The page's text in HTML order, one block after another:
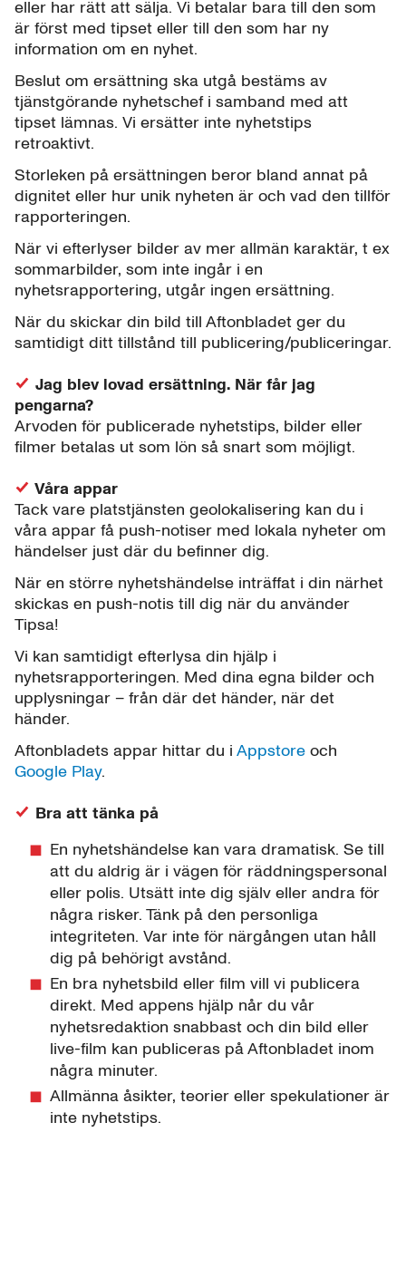
eller har rätt att sälja. Vi betalar bara till den som
är först med tipset eller till den som har ny
information om en nyhet.
Beslut om ersättning ska utgå bestäms av
tjänstgörande nyhetschef i samband med att
tipset lämnas. Vi ersätter inte nyhetstips
retroaktivt.
Storleken på ersättningen beror bland annat på
dignitet eller hur unik nyheten är och vad den tillför
rapporteringen.
När vi efterlyser bilder av mer allmän karaktär, t ex
sommarbilder, som inte ingår i en
nyhetsrapportering, utgår ingen ersättning.
När du skickar din bild till Aftonbladet ger du
samtidigt ditt tillstånd till publicering/publiceringar.
Jag blev lovad ersättning. När får jag
pengarna?
Arvoden för publicerade nyhetstips, bilder eller
filmer betalas ut som lön så snart som möjligt.
Våra appar
Tack vare platstjänsten geolokalisering kan du i
våra appar få push-notiser med lokala nyheter om
händelser just där du befinner dig.
När en större nyhetshändelse inträffat i din närhet
skickas en push-notis till dig när du använder
Tipsa!
Vi kan samtidigt efterlysa din hjälp i
nyhetsrapporteringen. Med dina egna bilder och
upplysningar – från där det händer, när det
händer.
Aftonbladets appar hittar du i Appstore och
Google Play.
Bra att tänka på
En nyhetshändelse kan vara dramatisk. Se till
att du aldrig är i vägen för räddningspersonal
eller polis. Utsätt inte dig själv eller andra för
några risker. Tänk på den personliga
integriteten. Var inte för närgången utan håll
dig på behörigt avstånd.
En bra nyhetsbild eller film vill vi publicera
direkt. Med appens hjälp når du vår
nyhetsredaktion snabbast och din bild eller
live-film kan publiceras på Aftonbladet inom
några minuter.
Allmänna åsikter, teorier eller spekulationer är
inte nyhetstips.